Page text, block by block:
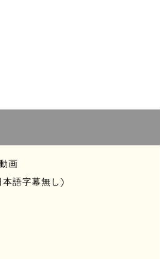
画
語字幕無し)